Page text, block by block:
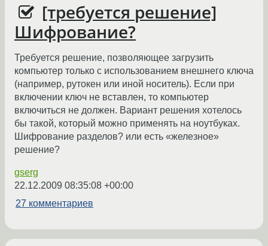
[требуется решение]
Шифрование?
Требуется решение, позволяющее загрузить
компьютер только с использованием внешнего ключа
(например, рутокен или иной носитель). Если при
включении ключ не вставлен, то компьютер
включиться не должен. Вариант решения хотелось
бы такой, который можно применять на ноутбуках.
Шифрование разделов? или есть «железное»
решение?
gserg
22.12.2009 08:35:08 +00:00
27 комментариев